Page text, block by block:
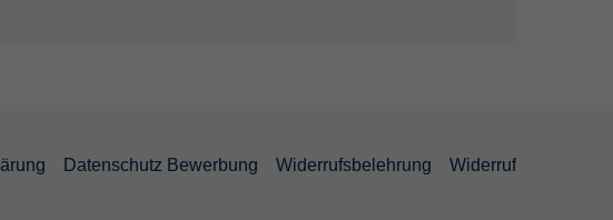
Datenschutz Bewerbung Widerrufsbelehrung Widerruf